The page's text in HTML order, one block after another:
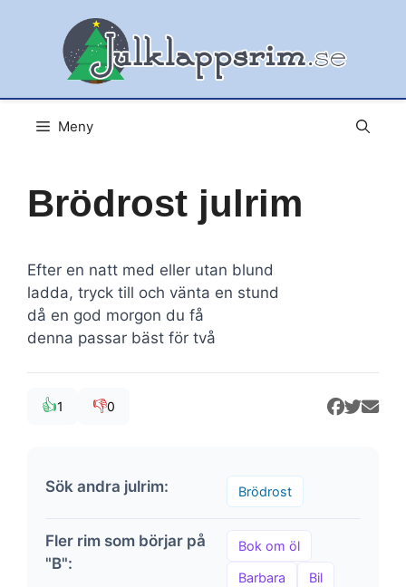
Meny
Brödrost julrim
Efter en natt med eller utan blund
ladda, tryck till och vänta en stund
då en god morgon du få
denna passar bäst för två
👍1 👎0
Sök andra julrim: Brödrost
Fler rim som börjar på
"B":
Bok om öl
Barbara Bil